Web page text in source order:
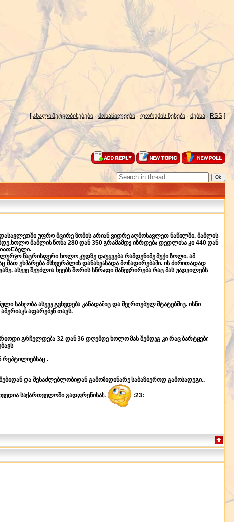
[ახალი შეტყობინებები · მონაწილეები· ფორუმის წესები · ძებნა · RSS ]
დასავლეთში უფრო მცირე ზომის არიან ვიდრე აღმოსავლეთ ნაწილში. მამლის
მამლის წონა 280 დან 350 გრამამდე იზრდება დედლისა კი 440 დან
ნაცრისფერი ხოლო კუდზე დაუყვება რამდენიმე მუქი ზოლი. ამ
ეხმარება მსხვერპლის დანახვასადა მონადირებაში. ის ძირითადად
ასევე შეუძლია ხეებს შორის სწრაფი მანევრირება რაც მას უადვილებს
სახეობა ასევე გვხვდება კანადაშიც და შეერთებულ შტატებშიც. ისნი
აფარებენ თავს.
გრჩელდება 32 დან 36 დღემდე ხოლო მას შემდეგ კი რაც ბარტყები
რეპტილიებსაც .
და შესაძლებლობიდან გამომიდინარე საბაზიეროდ გამოსადეგი..
საქართველოში გადფრენისას. :23: